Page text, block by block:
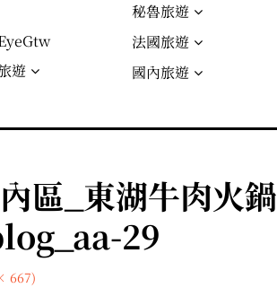
遊
秘魯旅遊
法國旅遊
國內旅遊
區_東湖牛肉火鍋
29
667)